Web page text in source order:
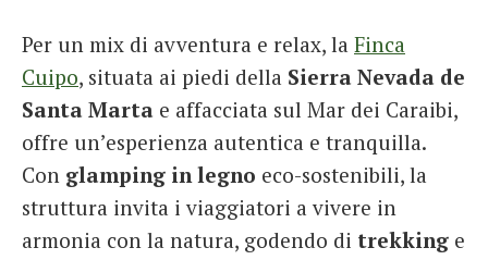
Per un mix di avventura e relax, la Finca
Cuipo, situata ai piedi della Sierra Nevada de
Santa Marta e affacciata sul Mar dei Caraibi,
offre un’esperienza autentica e tranquilla.
Con glamping in legno eco-sostenibili, la
struttura invita i viaggiatori a vivere in
armonia con la natura, godendo di trekking e